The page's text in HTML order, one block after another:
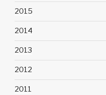
2015
2014
2013
2012
2011